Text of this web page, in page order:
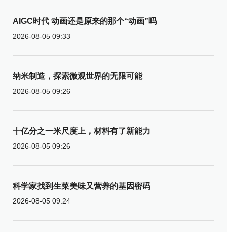
AIGC时代 动画还是原来的那个“动画”吗
2026-08-05 09:33
纳米制造，探索微观世界的无限可能
2026-08-05 09:26
十亿分之一米尺度上，材料有了新能力
2026-08-05 09:26
科学家找到生菜美味又营养的基因密码
2026-08-05 09:24